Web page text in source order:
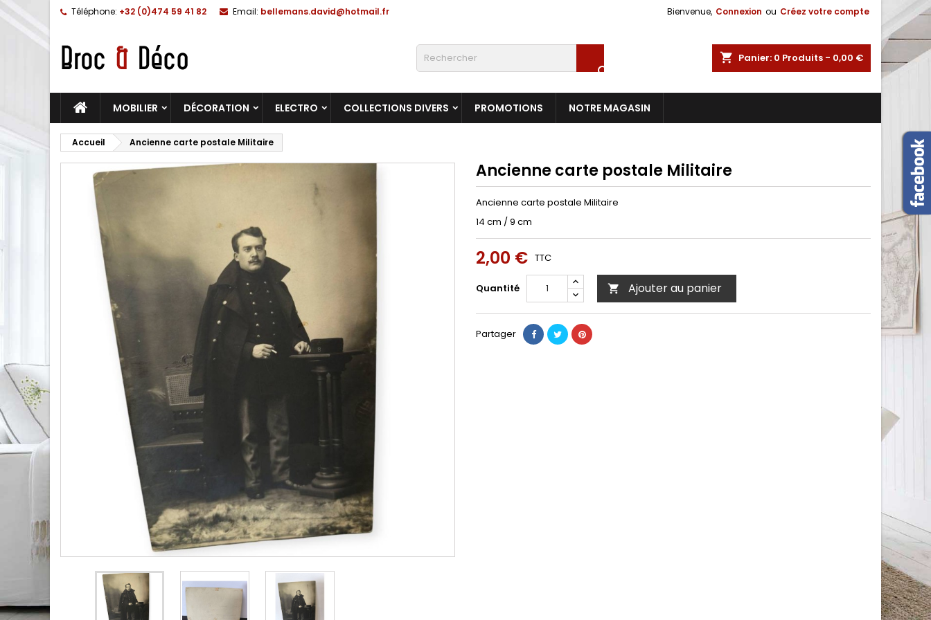
Téléphone: +32 (0)474 59 41 82 Email: bellemans.david@hotmail.fr Bienvenue, Connexion ou Créez votre compte
shopping_cart Panier: 0 Produits - 0,00 €

MOBILIER DÉCORATION ELECTRO COLLECTIONS DIVERS PROMOTIONS NOTRE MAGASIN
Accueil Ancienne carte postale Militaire
Ancienne carte postale Militaire
Ancienne carte postale Militaire
14 cm / 9 cm
2,00 € TTC
Quantité  Ajouter au panier
Partager